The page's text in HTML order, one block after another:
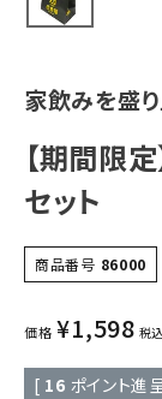
家飲みを盛
【期間限
セット
商品番号 86000
価格 ¥1,598 税込
[ 16 ポイント進